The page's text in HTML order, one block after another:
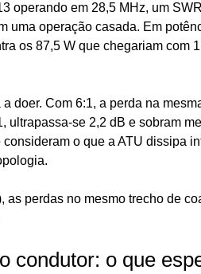
operando em 28,5 MHz, um
uma operação casada. Em
os 87,5 W que chegariam com
doer. Com 6:1, a perda na
ultrapassa-se 2,2 dB e sobram
o que a ATU dissipa
as perdas no mesmo trecho de
condutor: o que